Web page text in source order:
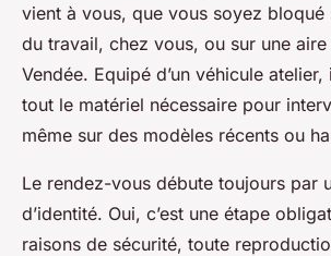
vient à vous, que vous soyez bloqué
du travail, chez vous, ou sur une aire
Vendée. Equipé d’un véhicule
tout le matériel nécessaire pour
même sur des modèles récents ou
Le rendez-vous débute toujours par
d’identité. Oui, c’est une étape
raisons de sécurité, toute